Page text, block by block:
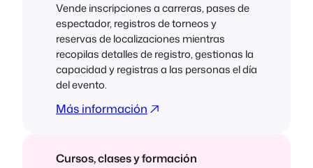
Vende inscripciones a carreras, pases de
espectador, registros de torneos y
reservas de localizaciones mientras
recopilas detalles de registro, gestionas la
capacidad y registras a las personas el día
del evento.
Más información
Cursos, clases y formación